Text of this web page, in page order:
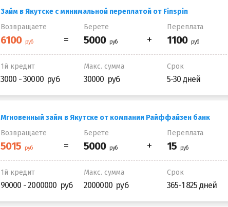
Займ в Якутске с минимальной переплатой от Finspin
Возвращаете
Берете Переплата
1й кредит
3000 - 30000
Макс. сумма
30000
Срок
5-30 дней
Мгновенный займ в Якутске от компании Райффайзен банк
Возвращаете
Берете Переплата
1й кредит
90000 - 2000000
Макс. сумма
2000000
Срок
365-1 825 дней